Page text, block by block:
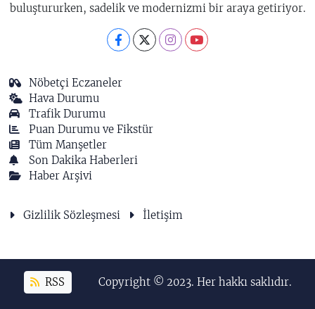
buluştururken, sadelik ve modernizmi bir araya getiriyor.
Nöbetçi Eczaneler
Hava Durumu
Trafik Durumu
Puan Durumu ve Fikstür
Tüm Manşetler
Son Dakika Haberleri
Haber Arşivi
Gizlilik Sözleşmesi İletişim
RSS Copyright © 2023. Her hakkı saklıdır.